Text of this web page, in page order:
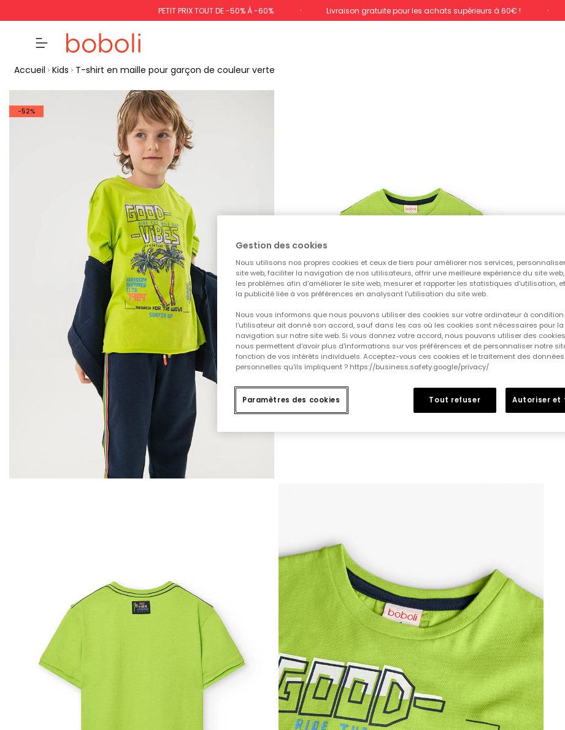
PETIT PRIX TOUT DE -50% À -60% Livraison gratuite pour les achats supérieurs à 60€ !
Accueil Kids T-shirt en maille pour garçon de couleur verte
-52%
Gestion des cookies
Nous utilisons nos propres cookies et ceux de tiers pour améliorer nos services,
site web, faciliter la navigation de nos utilisateurs, offrir une meilleure expérience du site
les problèmes afin d'améliorer le site web, mesurer et rapporter les statistiques d'utilisation,
la publicité liée à vos préférences en analysant l'utilisation du site web.
Nous vous informons que nous pouvons utiliser des cookies sur votre ordinateur à
l'utilisateur ait donné son accord, sauf dans les cas où les cookies sont nécessaires pour la
navigation sur notre site web. Si vous donnez votre accord, nous pouvons utiliser des
nous permettent d'avoir plus d'informations sur vos préférences et de personnaliser notre
fonction de vos intérêts individuels. Acceptez-vous ces cookies et le traitement des données
personnelles qu'ils impliquent ? https://business.safety.google/privacy/
Paramètres des cookies Tout refuser Autoriser et